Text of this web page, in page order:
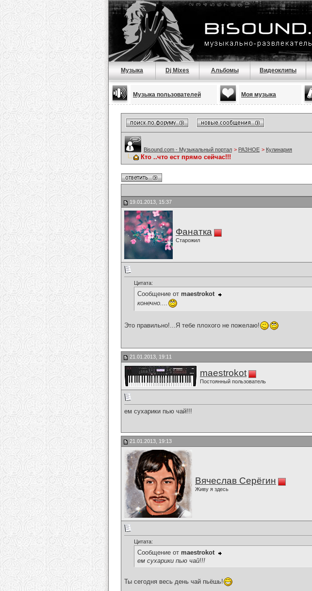
Музыка Dj Mixes Альбомы Видеоклипы
Музыка пользователей Моя музыка
Bisound.com - Музыкальный портал > РАЗНОЕ > Кулинария
Кто ..что ест прямо сейчас!!!
19.01.2013, 15:37
Фанатка
Старожил
Цитата:
Сообщение от maestrokot
конечно....
Это правильно!...Я тебе плохого не пожелаю!
21.01.2013, 19:11
maestrokot
Постоянный пользователь
ем сухарики пью чай!!!
21.01.2013, 19:13
Вячеслав Серёгин
Живу я здесь
Цитата:
Сообщение от maestrokot
ем сухарики пью чай!!!
Ты сегодня весь день чай пьёшь!